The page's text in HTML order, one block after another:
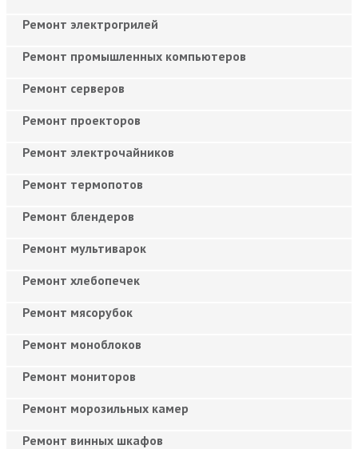
Ремонт электрогрилей
Ремонт промышленных компьютеров
Ремонт серверов
Ремонт проекторов
Ремонт электрочайников
Ремонт термопотов
Ремонт блендеров
Ремонт мультиварок
Ремонт хлебопечек
Ремонт мясорубок
Ремонт моноблоков
Ремонт мониторов
Ремонт морозильных камер
Ремонт винных шкафов